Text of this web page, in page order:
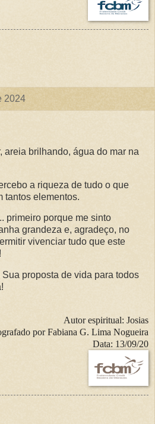
2024
areia brilhando, água do mar na
a riqueza de tudo o que
tantos elementos.
primeiro porque me sinto
grandeza e, agradeço, no
vivenciar tudo que este
proposta de vida para todos
Autor espiritual: Josias
porFabiana G. Lima Nogueira
Data: 13/09/20